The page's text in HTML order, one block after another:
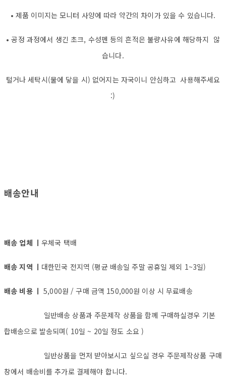
• 제품 이미지는 모니터 사양에 따라 약간의 차이가 있을 수 있습니다.
• 공정 과정에서 생긴 초크, 수성펜 등의 흔적은 불량사유에 해당하지 않
습니다.
털거나 세탁시(물에 닿을 시) 없어지는 자국이니 안심하고 사용해주세요
:)
배송안내
배송 업체 ㅣ 우체국 택배
배송 지역 ㅣ 대한민국 전지역 (평균 배송일 주말 공휴일 제외 1~3일)
배송 비용 ㅣ5,000원 / 구매 금액 150,000원 이상 시 무료배송
일반배송 상품과 주문제작 상품을 함께 구매하실경우 기본
합배송으로 발송되며( 10일 ~ 20일 정도 소요 )
일반상품을 먼저 받아보시고 싶으실 경우 주문제작상품 구매
창에서 배송비를 추가로 결제해야 합니다.